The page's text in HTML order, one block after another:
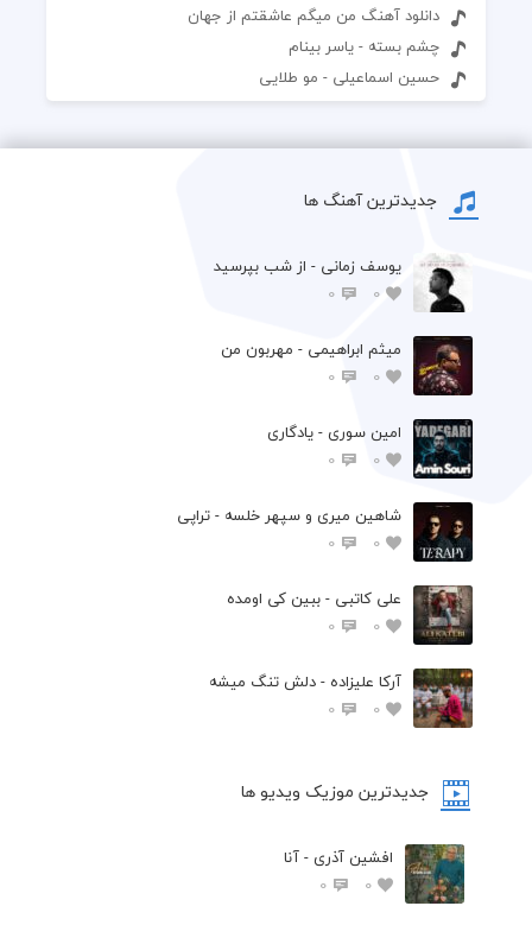
دانلود آهنگ من میگم عاشقتم از جهان
چشم بسته - یاسر بینام
حسین اسماعیلی - مو طلایی
جدیدترین آهنگ ها
یوسف زمانی - از شب بپرسید
0
0
میثم ابراهیمی - مهربون من
0
0
امین سوری - یادگاری
0
0
شاهین میری و سپهر خلسه - تراپی
0
0
علی کاتبی - ببین کی اومده
0
0
آرکا علیزاده - دلش تنگ میشه
0
0
جدیدترین موزیک ویدیو ها
افشین آذری - آنا
0
0